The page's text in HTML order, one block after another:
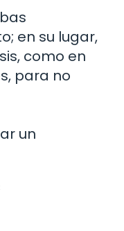
en su lugar,
como en
para no
un